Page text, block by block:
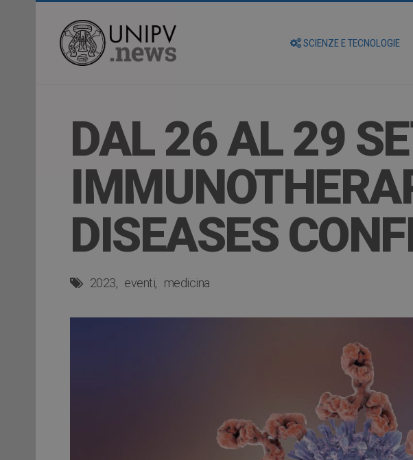
SCIENZE E TECNOLOGIE
DAL 26 AL 29
DISEASES
2023 eventi medicina